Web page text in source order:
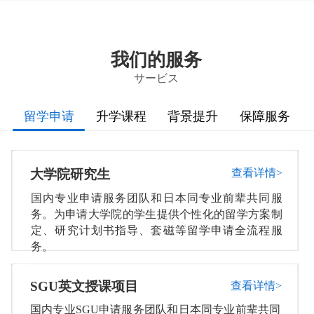
我们的服务
サービス
留学申请 升学课程 背景提升 保障服务
大学院研究生
国内专业申请服务团队和日本同专业前辈共同服
务。为申请大学院的学生提供个性化的留学方案制
定、研究计划书指导、套磁等留学申请全流程服
务。
国内专业SGU申请服务团队和日本同专业前辈共同
SGU英文授课项目
查看详情>
查看详情>